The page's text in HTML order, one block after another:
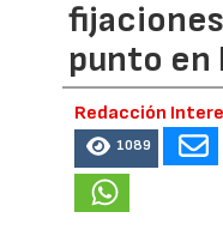
punto en
Redacción
1089